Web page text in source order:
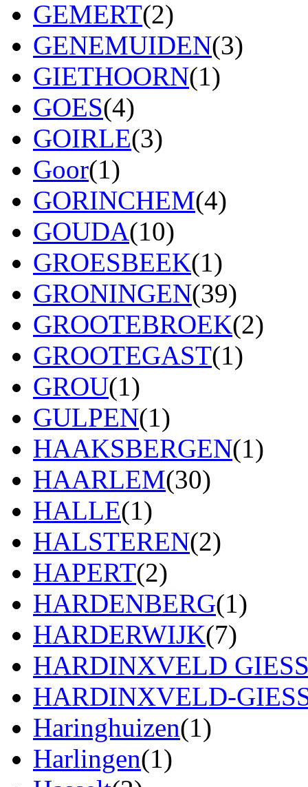
GEMERT(2)
GENEMUIDEN(3)
GIETHOORN(1)
GOES(4)
GOIRLE(3)
Goor(1)
GORINCHEM(4)
GOUDA(10)
GROESBEEK(1)
GRONINGEN(39)
GROOTEBROEK(2)
GROOTEGAST(1)
GROU(1)
GULPEN(1)
HAAKSBERGEN(1)
HAARLEM(30)
HALLE(1)
HALSTEREN(2)
HAPERT(2)
HARDENBERG(1)
HARDERWIJK(7)
HARDINXVELD
HARDINXVELD-
Haringhuizen(1)
Harlingen(1)